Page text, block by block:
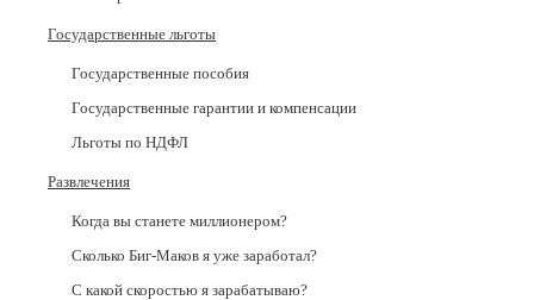
Государственные льготы
Государственные пособия
Государственные гарантии и компенсации
Льготы по НДФЛ
Развлечения
Когда вы станете миллионером?
Сколько Биг-Маков я уже заработал?
С какой скоростью я зарабатываю?